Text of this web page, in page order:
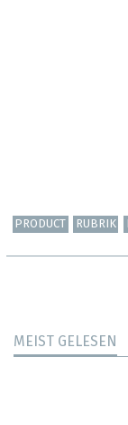
PRODUCT RUBRIK
MEIST GELESEN